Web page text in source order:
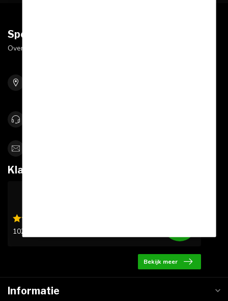
Sportskoen.nl
Over Sportskoen
Klantbeoordelingen
1020 beoordelingen
Bekijk meer
Informatie